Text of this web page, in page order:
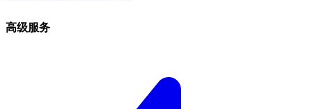
高级服务